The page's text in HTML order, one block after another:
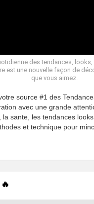
des tendances,
est une nouvelle façon de
que vous aimez.
source #1 des
avec une grande
la sante, les tendances
et technique pour